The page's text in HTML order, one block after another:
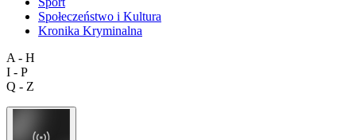
Społeczeństwo i Kultura
Kronika Kryminalna
A - H
I - P
Q - Z